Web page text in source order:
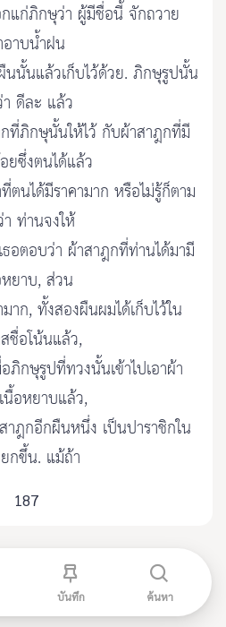
แก่ภิกษุว่า ผู้มีชื่อนี้ จักถวาย
าบน้ำฝน
นนั้นแล้วเก็บไว้ด้วย. ภิกษุรูปนั้น
ดีละ แล้ว
ที่ภิกษุนั้นให้ไว้ กับผ้าสาฎกที่มี
ยซึ่งตนได้แล้ว
นได้มีราคามาก หรือไม่รู้ก็ตาม
ท่านจงให้
อตอบว่า ผ้าสาฎกที่ท่านได้มามี
ยาบ, ส่วน
าก, ทั้งสองผืนผมได้เก็บไว้ใน
ชื่อโน้นแล้ว,
อภิกษุรูปที่ทวงนั้นเข้าไปเอาผ้า
นื้อหยาบแล้ว,
ฎกอีกผืนหนึ่ง เป็นปาราชิกใน
กขึ้น. แม้ถ้า
187
บันทึก ค้นหา